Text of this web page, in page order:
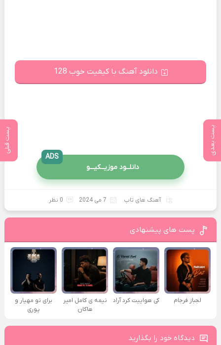
پست بعدی پست قبلی
دانلود آهنگ با کیفیت خوب 128
دانلــود موزیــکیـــو
ADS
آهنگ های تاپ 7 می 2024 0 نظر
پست های پیشنهادی
لجباز فرجام کی هواییت کرد آراد
نیمه ی کامل امیر
هاکان
برای تو مهیار و
پوری
دیدگاه خود را بگذارید